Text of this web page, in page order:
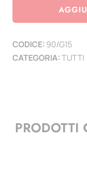
CODICE: 90/G15
CATEGORIA:TUTTI
PRODOTTI